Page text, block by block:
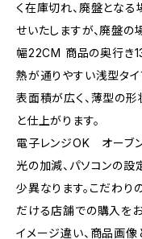
く在庫切れ、廃盤とな
せいたしますが、廃盤の
幅22CM 商品の奥行き
熱が通りやすい浅型タイ
表面積が広く、薄型の形
と仕上がります。
電子レンジOK オーブ
光の加減、パソコンの
少異なります。こだわ
だける店舗での購入をお
イメージ違い、商品画像